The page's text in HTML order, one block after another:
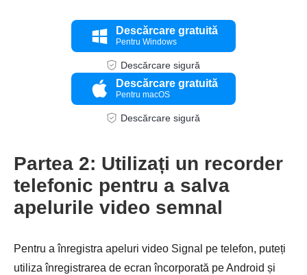
Pasul 4.
Descărcare gratuită
Pentru Windows
Descărcare sigură
Descărcare gratuită
Pentru macOS
Descărcare sigură
Partea 2: Utilizați un recorder
telefonic pentru a salva
apelurile video semnal
Pentru a înregistra apeluri video Signal pe telefon, puteți
utiliza înregistrarea de ecran încorporată pe Android și